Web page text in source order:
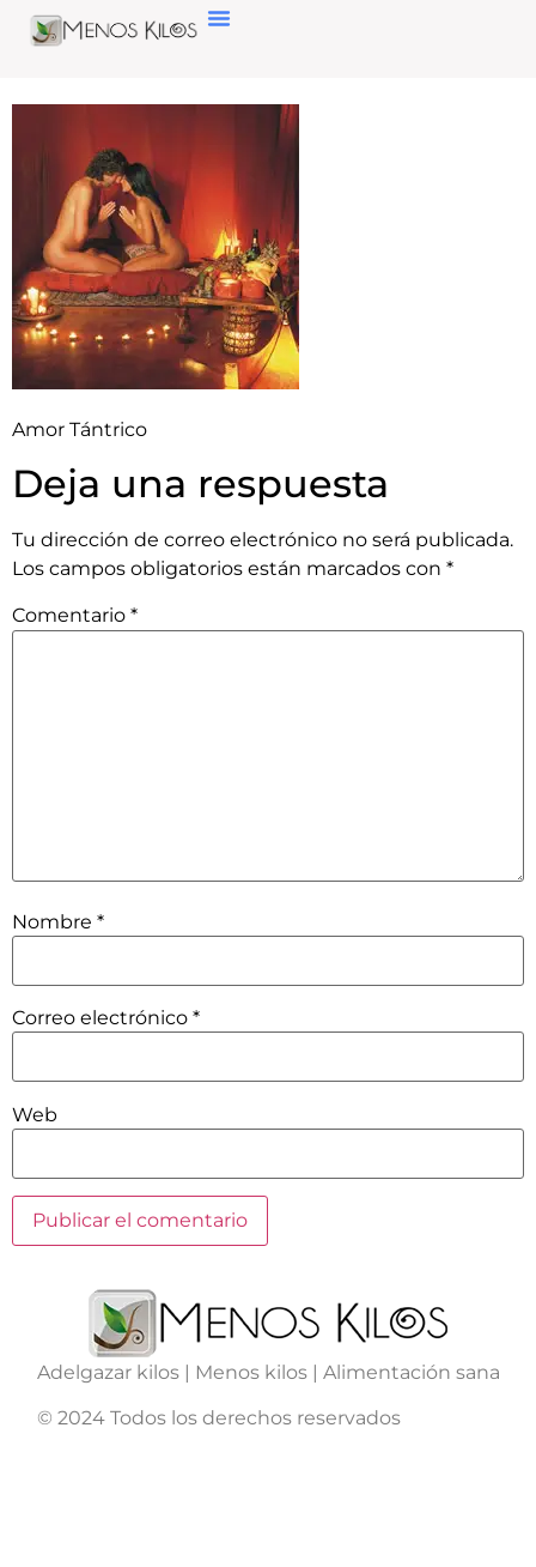
Amor Tántrico
Deja una respuesta
Tu dirección de correo electrónico no será publicada.
Los campos obligatorios están marcados con *
Comentario *
Nombre *
Correo electrónico *
Web
Adelgazar kilos | Menos kilos | Alimentación sana
© 2024 Todos los derechos reservados